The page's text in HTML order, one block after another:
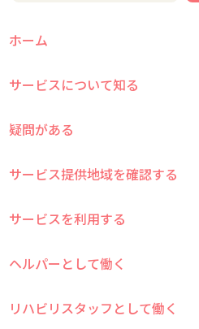
ホーム
サービスについて知る
疑問がある
サービス提供地域を確認する
サービスを利用する
ヘルパーとして働く
リハビリスタッフとして働く